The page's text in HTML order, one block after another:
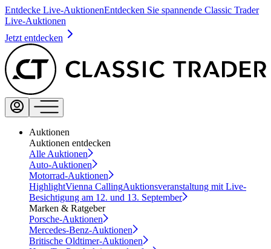
Entdecke Live-AuktionenEntdecken Sie spannende Classic Trader
Live-Auktionen
Jetzt entdecken
Auktionen
Auktionen entdecken
Alle Auktionen
Auto-Auktionen
Motorrad-Auktionen
HighlightVienna CallingAuktionsveranstaltung mit Live-
Besichtigung am 12. und 13. September
Marken & Ratgeber
Porsche-Auktionen
Mercedes-Benz-Auktionen
Britische Oldtimer-Auktionen